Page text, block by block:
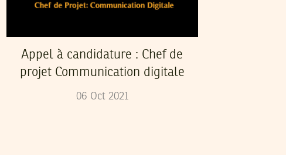
Appel à candidature : Chef de
projet Communication digitale
06 Oct 2021